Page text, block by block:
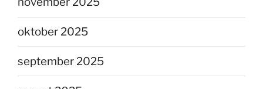
oktober 2025
september 2025